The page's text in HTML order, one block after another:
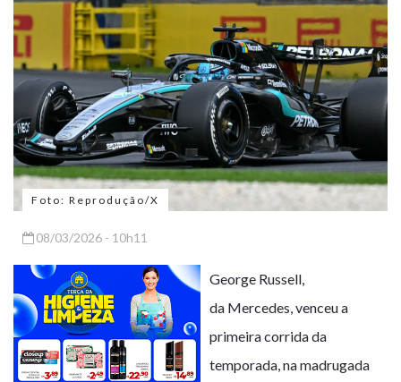
Foto: Reprodução/X
08/03/2026 - 10h11
George Russell
da Mercedes , venceu a
primeira corrida da
temporada, na madrugada